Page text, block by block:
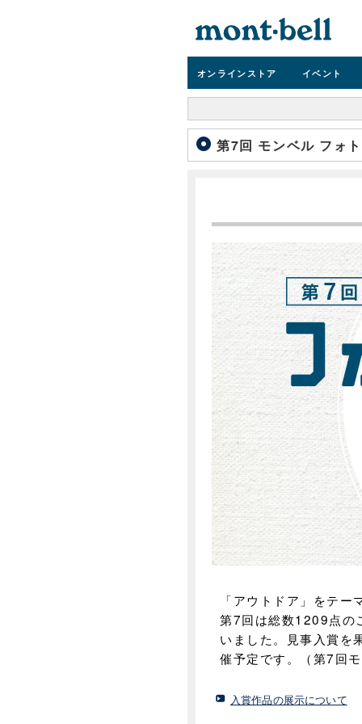
オンラインストア イベント
第7回 モンベル フォ
「アウトドア」をテ
第7回は総数1209点の
いました。見事入賞
催予定です。（第7回
入賞作品の展示について